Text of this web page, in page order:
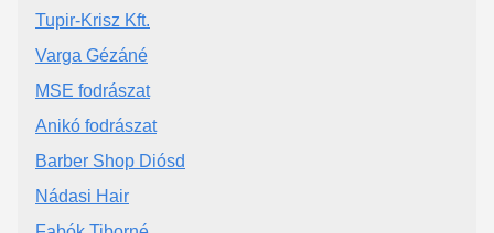
Tupir-Krisz Kft.
Varga Gézáné
MSE fodrászat
Anikó fodrászat
Barber Shop Diósd
Nádasi Hair